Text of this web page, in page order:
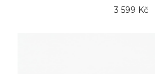
3 599 Kč